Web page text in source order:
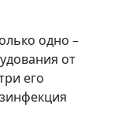
одно –
от
его